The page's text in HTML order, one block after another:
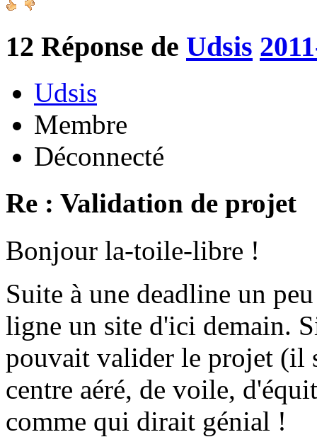
12 Réponse de Udsis
Udsis
Membre
Déconnecté
Re : Validation de projet
Bonjour la-toile-libre !
Suite à une deadline un
ligne un site d'ici demain.
pouvait valider le projet (il
centre aéré, de voile,
comme qui dirait génial !